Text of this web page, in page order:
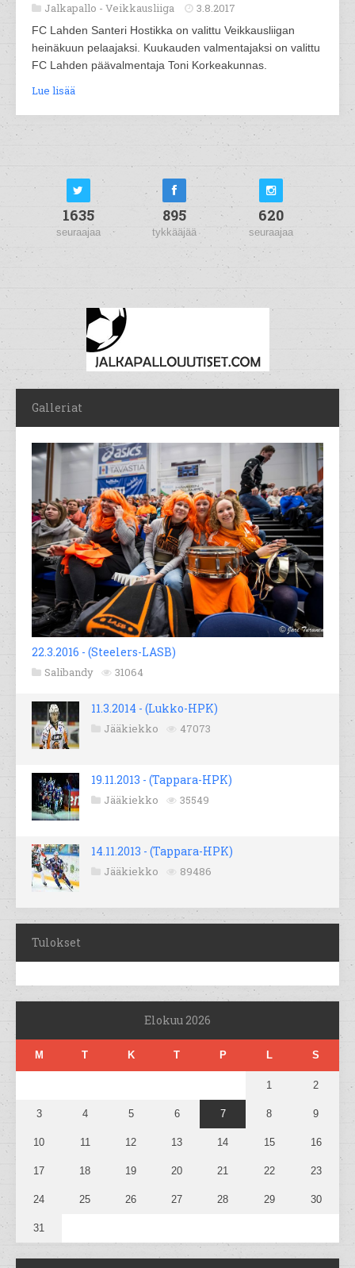
Jalkapallo - Veikkausliiga 3.8.2017
FC Lahden Santeri Hostikka on valittu Veikkausliigan
heinäkuun pelaajaksi. Kuukauden valmentajaksi on valittu
FC Lahden päävalmentaja Toni Korkeakunnas.
Lue lisää
1635
seuraajaa
895
tykkääjää
620
seuraajaa
Galleriat
22.3.2016 - (Steelers-LASB)
Salibandy 31064
11.3.2014 - (Lukko-HPK)
Jääkiekko 47073
19.11.2013 - (Tappara-HPK)
Jääkiekko 35549
14.11.2013 - (Tappara-HPK)
Jääkiekko 89486
Tulokset
Elokuu 2026
M T K T P L S
1 2
3 4 5 6 7 8 9
10 11 12 13 14 15 16
17 18 19 20 21 22 23
24 25 26 27 28 29 30
31